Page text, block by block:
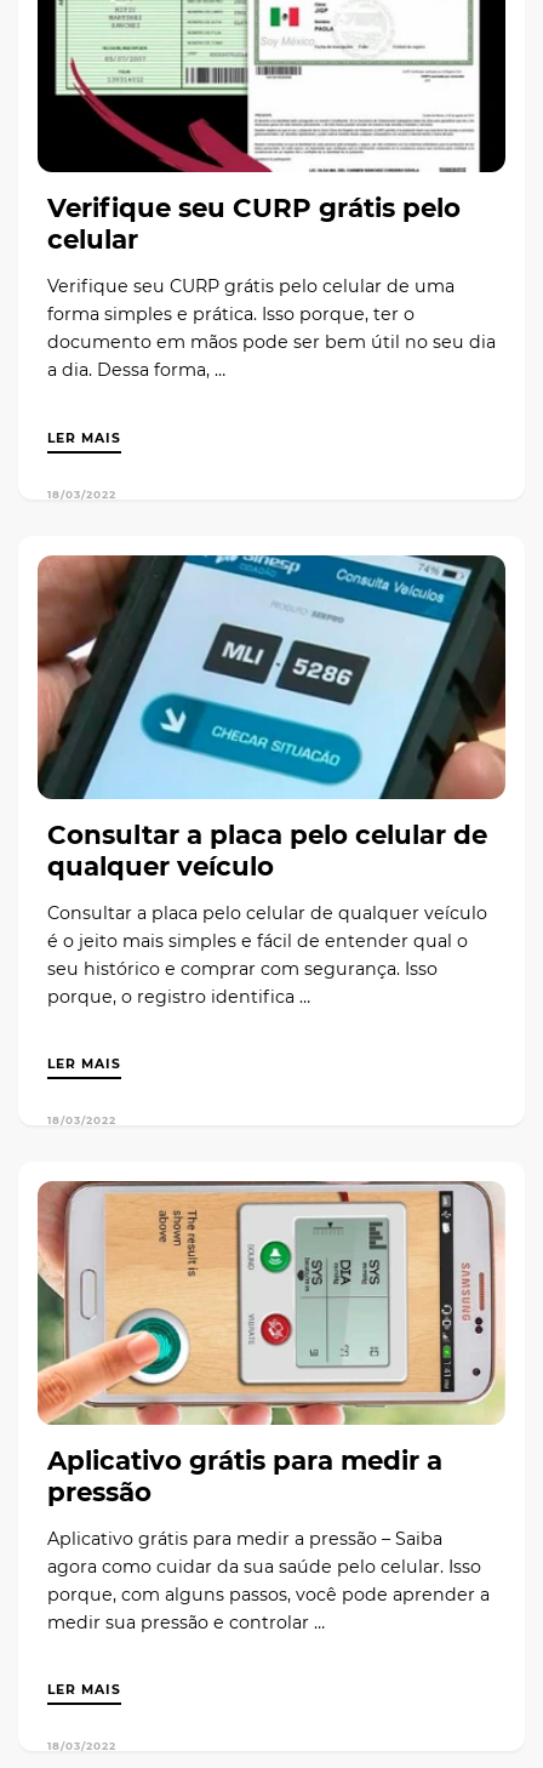
Verifique seu CURP grátis pelo
celular
Verifique seu CURP grátis pelo celular de uma
forma simples e prática. Isso porque, ter o
documento em mãos pode ser bem útil no seu dia
a dia. Dessa forma, …
LER MAIS
18/03/2022
Consultar a placa pelo celular de
qualquer veículo
Consultar a placa pelo celular de qualquer veículo
é o jeito mais simples e fácil de entender qual o
seu histórico e comprar com segurança. Isso
porque, o registro identifica …
LER MAIS
18/03/2022
Aplicativo grátis para medir a
pressão
Aplicativo grátis para medir a pressão – Saiba
agora como cuidar da sua saúde pelo celular. Isso
porque, com alguns passos, você pode aprender a
medir sua pressão e controlar …
LER MAIS
18/03/2022